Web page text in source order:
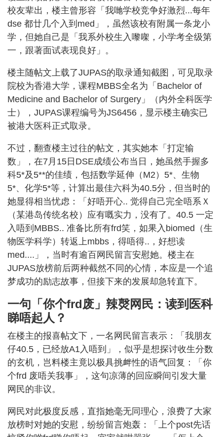
校友辈出，楼主曾形容「我哋学校竞争好激烈...每年
dse 都廿几个入到med」，虽然该校有附属一条龙小
学，但她自己是「我系外校生入嚟㗎，小学考全级第
一，跟著面试表现良好」。
楼主随帖文上载了JUPAS的取录通知截图，可见取录
院校为香港大学，课程MBBS全名为「Bachelor of
Medicine and Bachelor of Surgery」（内外全科医学
士），JUPAS课程编号为JS6456，显示楼主确实已
被港大医科正式取录。
不过，翻查楼主过往的帖文，其实她本「打定输
数」，在7月15日DSE成绩公布当日，她虽然手握多
科5*及5**的佳绩，包括数学延伸（M2）5*、生物
5*、化学5*等，计算出最佳六科为40.5分，但当时的
她显得相当忧虑：「好唔开心.. 觉得自己完全唔系Ｘ
（某港岛传统名校）应有嘅实力，没有了。40.5 一定
入唔到MBBS.. 准备比所有frd笑，如果入biomed（生
物医学科学）转返上mbbs，得唔得..，好想读
med....」，当时有逾百网民留言安慰她。楼主在
JUPAS放榜前后两种截然不同的心情，本应是一个追
梦成功的励志故事，但接下来的发展却急转直下。
一句「你个frd废」辣㷫网民：读到医科
睇唔起人？
在楼主的报喜帖文下，一名网民留言表示：「我朋友
仔40.5，已经放A1入唔到」，似乎是想探讨收生分数
的玄机，岂料楼主竟以极具挑衅性的语气回复：「你
个frd 废唔关我事」，这句凉薄的回应瞬间引发大量
网民的非议。
网民对此极度反感，直指她毫无同理心，浪费了大家
放榜时对她的安慰，纷纷留言炮轰：「上个post先话